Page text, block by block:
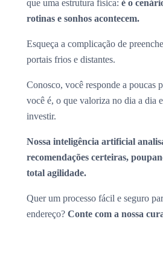
que uma estrutura física: é o
rotinas e sonhos acontecem.
Esqueça a complicação de
portais frios e distantes.
Conosco, você responde a poucas
você é, o que valoriza no dia a dia
investir.
Nossa inteligência artificial
recomendações certeiras,
total agilidade.
Quer um processo fácil e seguro
endereço? Conte com a nossa